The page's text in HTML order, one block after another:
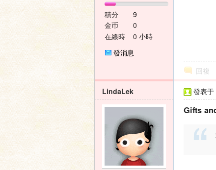
積分
9
金币
0
在線時
0 小時
發消息
回複
LindaLek 發表
Gifts